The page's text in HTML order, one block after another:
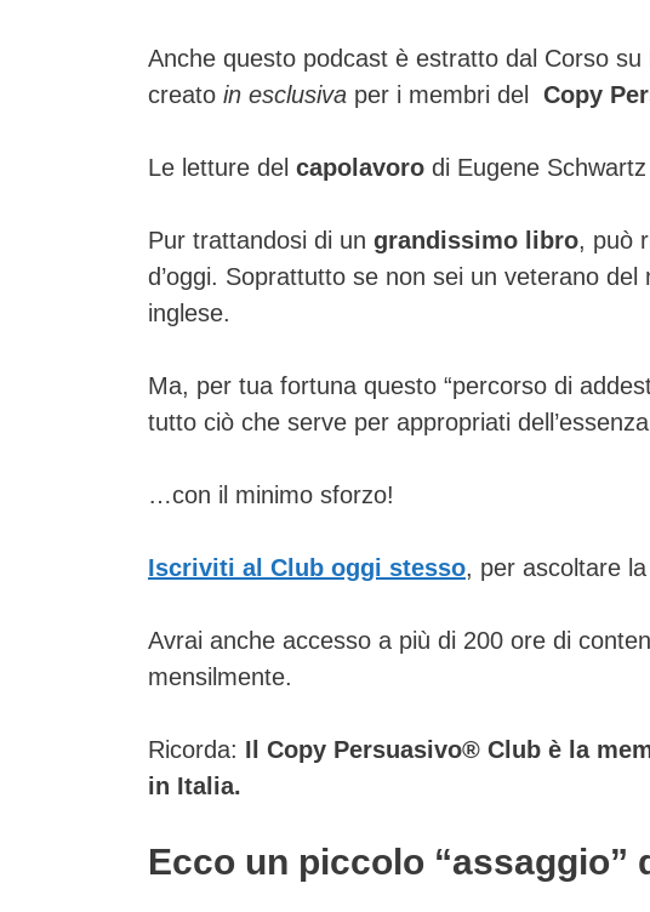
Anche questo podcast è estratto dal Corso su
creato in esclusiva per i membri del Copy
Le letture del capolavoro di Eugene
Pur trattandosi di un grandissimo libro, può
d’oggi. Soprattutto se non sei un veterano
inglese.
Ma, per tua fortuna questo “percorso di
tutto ciò che serve per appropriati
…con il minimo sforzo!
Iscriviti al Club oggi stesso, per ascoltare
Avrai anche accesso a più di 200 ore di
mensilmente.
Ricorda: Il Copy Persuasivo® Club è la
in Italia.
Ecco un piccolo “assaggio”